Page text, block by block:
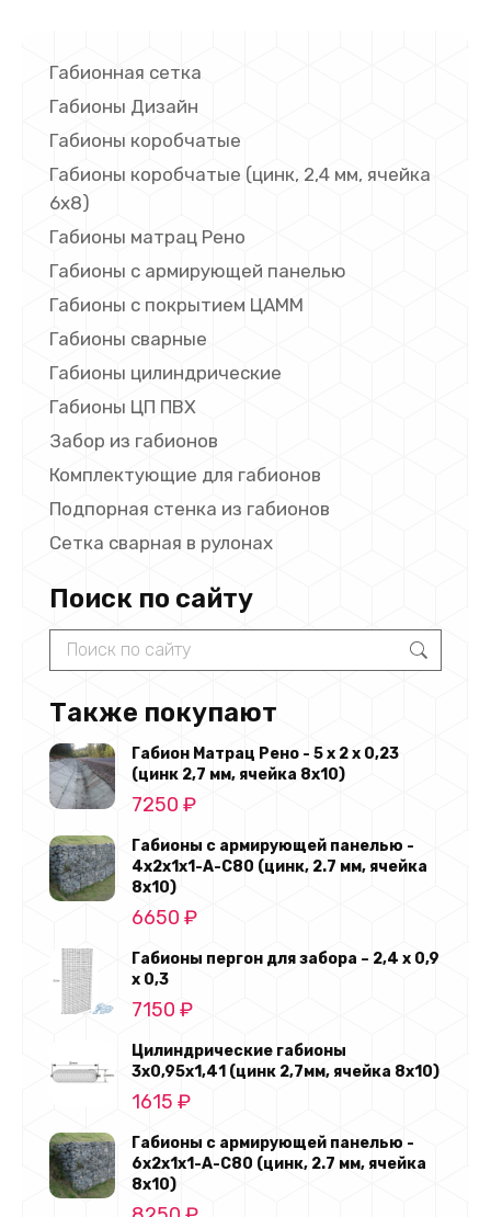
Габионная сетка
Габионы Дизайн
Габионы коробчатые
Габионы коробчатые (цинк, 2,4 мм, ячейка
6х8)
Габионы матрац Рено
Габионы с армирующей панелью
Габионы с покрытием ЦАММ
Габионы сварные
Габионы цилиндрические
Габионы ЦП ПВХ
Забор из габионов
Комплектующие для габионов
Подпорная стенка из габионов
Сетка сварная в рулонах
Поиск по сайту
Search:
Также покупают
Габион Матрац Рено - 5 х 2 х 0,23
(цинк 2,7 мм, ячейка 8х10)
7250 ₽
Габионы с армирующей панелью -
4х2х1х1-А-С80 (цинк, 2.7 мм, ячейка
8х10)
6650 ₽
Габионы пергон для забора – 2,4 х 0,9
х 0,3
7150 ₽
Цилиндрические габионы
3х0,95х1,41 (цинк 2,7мм, ячейка 8х10)
1615 ₽
Габионы с армирующей панелью -
6х2х1х1-А-С80 (цинк, 2.7 мм, ячейка
8х10)